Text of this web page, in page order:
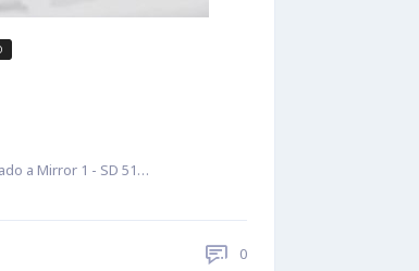
a Mirror 1 - SD 51…
0